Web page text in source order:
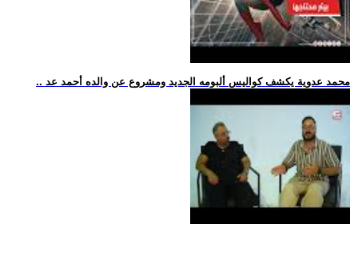
.. محمد عدوية يكشف كواليس ألبومه الجديد ومشروع عن والده أحمد عد